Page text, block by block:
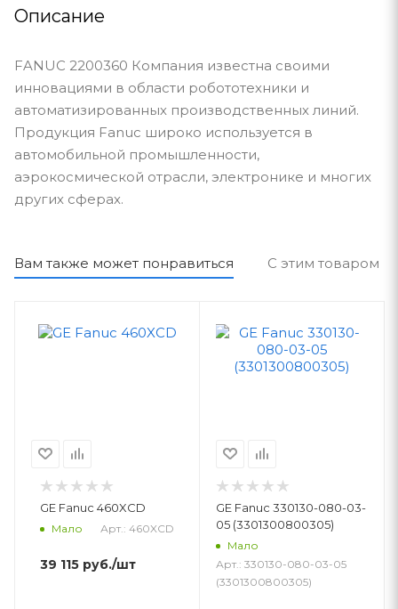
Описание
FANUC 2200360 Компания известна своими
инновациями в области робототехники и
автоматизированных производственных линий.
Продукция Fanuc широко используется в
автомобильной промышленности,
аэрокосмической отрасли, электронике и многих
других сферах.
Вам также может понравиться С этим товаром
GE Fanuc 460XCD
Мало Арт.: 460XCD
39 115 руб./шт
GE Fanuc 330130-080-03-
05 (3301300800305)
Мало
Арт.: 330130-080-03-05
(3301300800305)